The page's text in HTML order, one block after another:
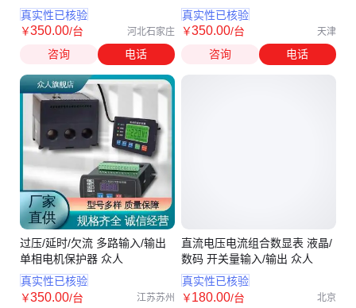
真实性已核验
￥350.00/台 河北石家庄
咨询 电话
过压/延时/欠流 多路输入/输出
单相电机保护器 众人
真实性已核验
￥350.00/台 江苏苏州
真实性已核验
￥350.00/台 天津
咨询 电话
直流电压电流组合数显表 液晶/
数码 开关量输入/输出 众人
真实性已核验
￥180.00/台 北京